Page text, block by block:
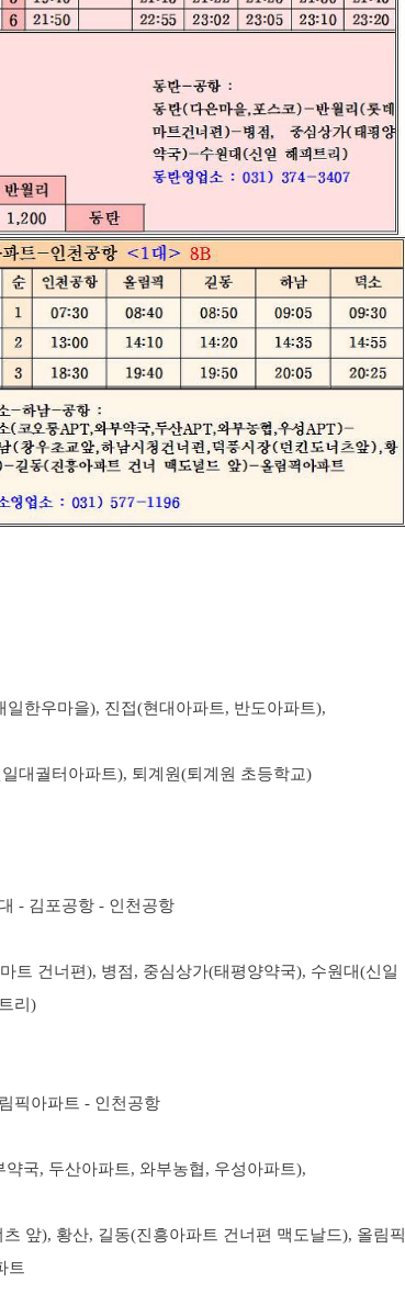
한우마을), 진접(현대아파트, 반도아파트),
대궐터아파트), 퇴계원(퇴계원 초등학교)
- 김포공항 - 인천공항
트 건너편), 병점, 중심상가(태평양약국), 수원대(신일
리)
픽아파트 - 인천공항
국, 두산아파트, 와부농협, 우성아파트),
앞), 황산, 길동(진흥아파트 건너편 맥도날드), 올림픽
트